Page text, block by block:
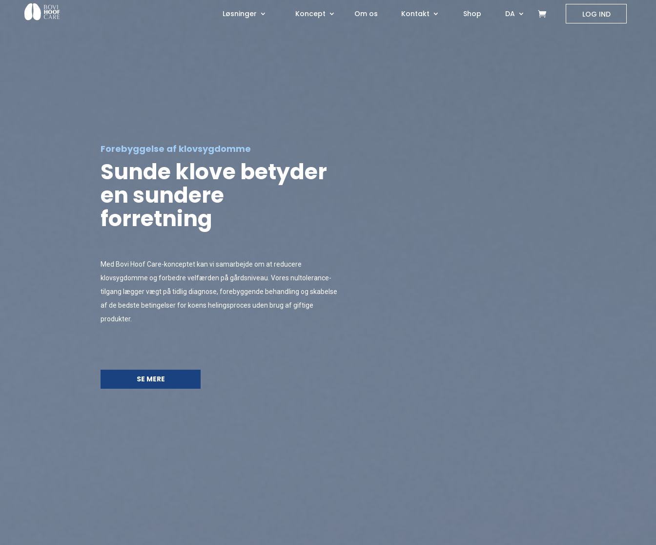
Løsninger Koncept Om os Kontakt Shop DA LOG IND
Forebyggelse af klovsygdomme
Sunde klove betyder
en sundere
forretning
Med Bovi Hoof Care-konceptet kan vi samarbejde om at reducere
klovsygdomme og forbedre velfærden på gårdsniveau. Vores nultolerance-
tilgang lægger vægt på tidlig diagnose, forebyggende behandling og skabelse
af de bedste betingelser for koens helingsproces uden brug af giftige
produkter.
SE MERE